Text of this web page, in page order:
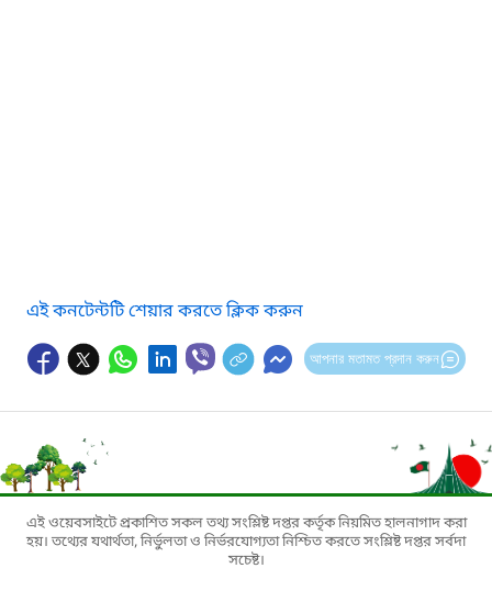
এই কনটেন্টটি শেয়ার করতে ক্লিক করুন
আপনার মতামত প্রদান করুন
এই ওয়েবসাইটে প্রকাশিত সকল তথ্য সংশ্লিষ্ট দপ্তর কর্তৃক নিয়মিত হালনাগাদ করা
হয়। তথ্যের যথার্থতা, নির্ভুলতা ও নির্ভরযোগ্যতা নিশ্চিত করতে সংশ্লিষ্ট দপ্তর সর্বদা
সচেষ্ট।